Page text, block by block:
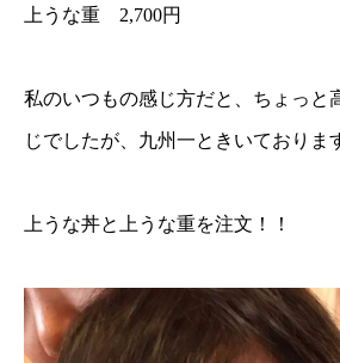
上うな重 2,700円
私のいつもの感じ方だと、ちょっと
じでしたが、九州一ときいておりま
上うな丼と上うな重を注文！！